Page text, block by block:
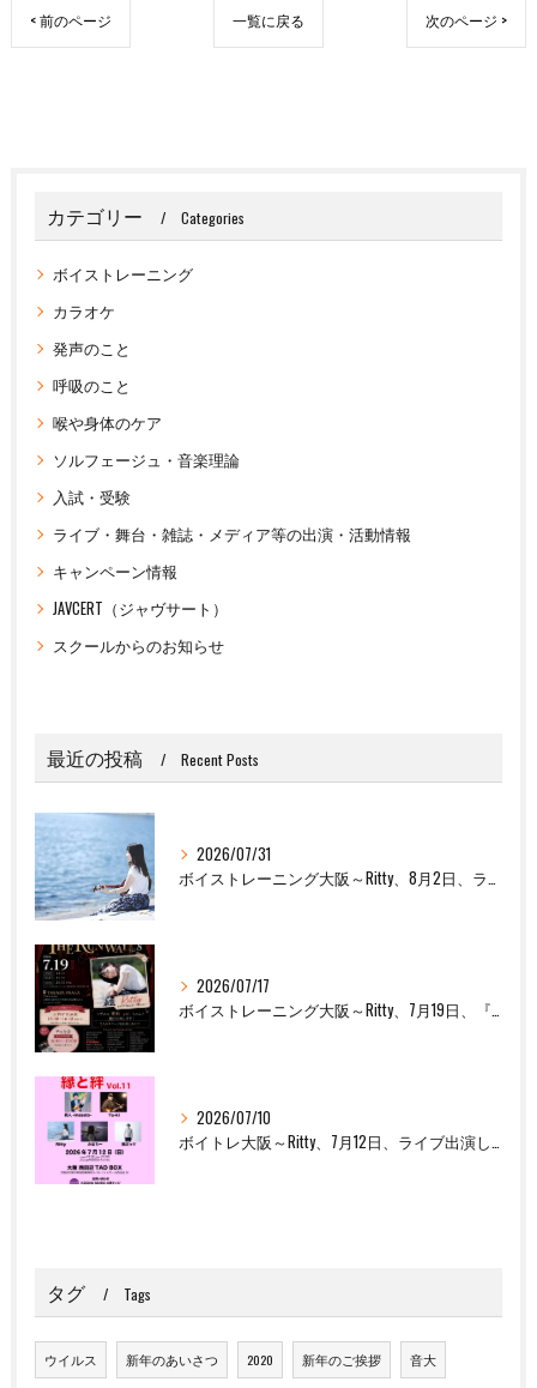
< 前のページ 一覧に戻る 次のページ >
カテゴリー Categories
ボイストレーニング
カラオケ
発声のこと
呼吸のこと
喉や身体のケア
ソルフェージュ・音楽理論
入試・受験
ライブ・舞台・雑誌・メディア等の出演・活動情報
キャンペーン情報
JAVCERT（ジャヴサート）
スクールからのお知らせ
最近の投稿 Recent Posts
2026/07/31
ボイストレーニング大阪～Ritty、8月2日、ライブ出演します！
2026/07/17
ボイストレーニング大阪～Ritty、7月19日、『THE RUNWAY OSAKA Vol.8』出演します！
2026/07/10
ボイトレ大阪～Ritty、7月12日、ライブ出演します！
タグ Tags
ウイルス 新年のあいさつ 2020 新年のご挨拶 音大